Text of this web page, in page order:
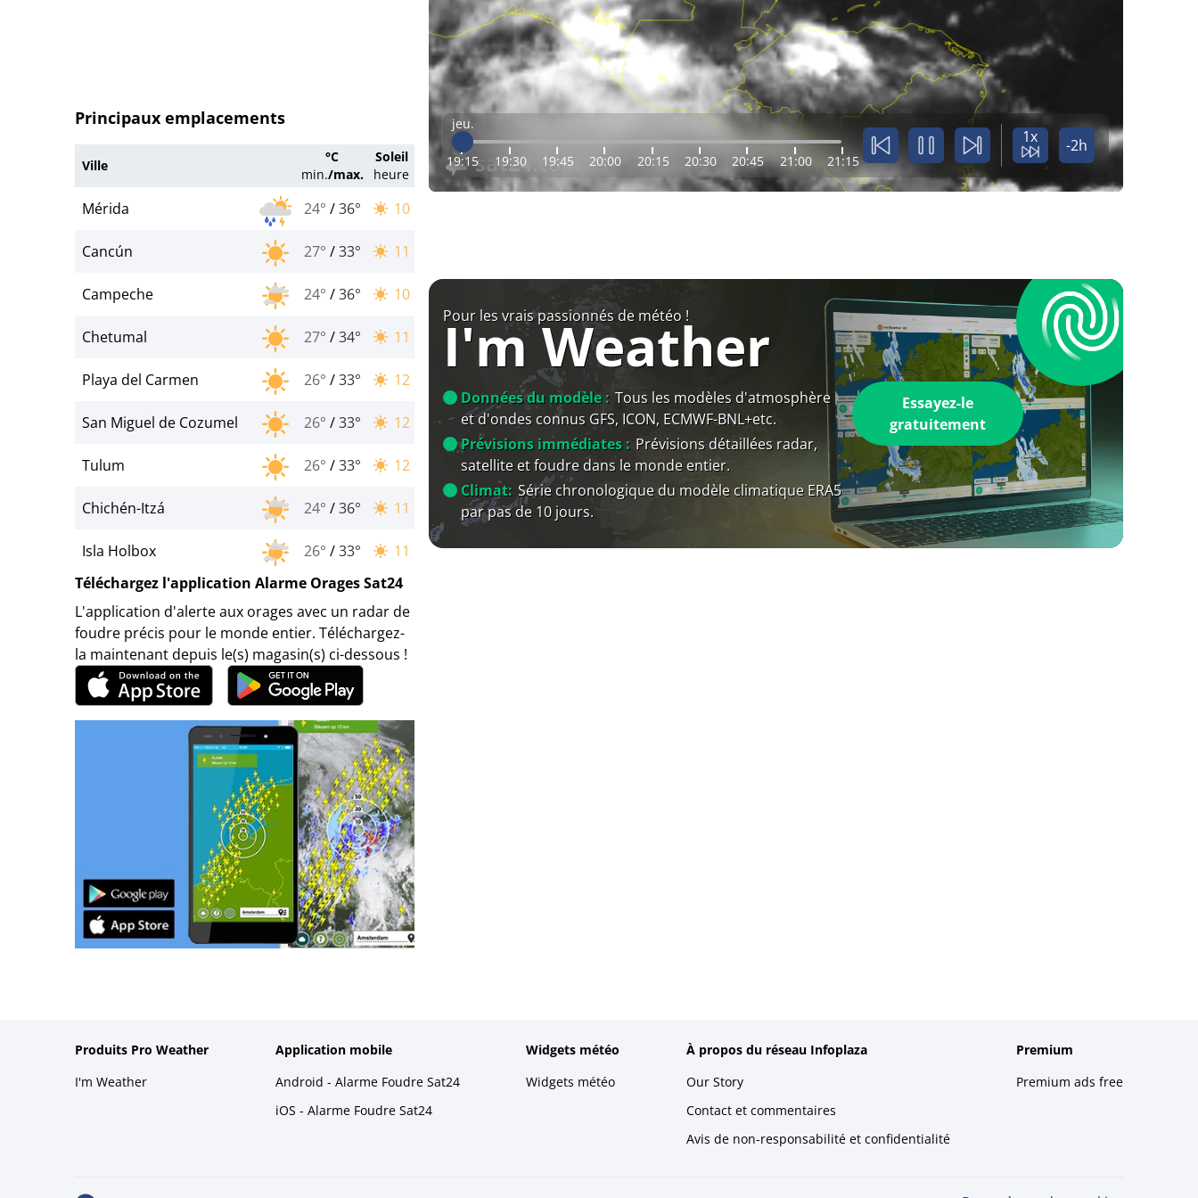
Principaux emplacements
Ville
°C
min./max.
Soleil
heure
Mérida 24° /36° 10
Cancún 27° /33° 11
Campeche 24° /36° 10
Chetumal 27° /34° 11
Playa del Carmen 26° /33° 12
San Miguel de Cozumel 26° /33° 12
Tulum 26° /33° 12
Chichén-Itzá 24° /36° 11
Isla Holbox 26° /33°
11
Téléchargez l'application Alarme Orages Sat24
L'application d'alerte aux orages avec un radar de
foudre précis pour le monde entier. Téléchargez-
la maintenant depuis le(s) magasin(s) ci-dessous !
jeu.
19:15 19:30 19:45 20:00 20:15 20:30 20:45 21:00 21:15
1x -2h
Pour les vrais passionnés de météo !
I'm Weather
Données du modèle : Tous les modèles d'atmosphère
et d'ondes connus GFS, ICON, ECMWF-BNL+etc.
Prévisions immédiates : Prévisions détaillées radar,
satellite et foudre dans le monde entier.
Climat: Série chronologique du modèle climatique ERA5
par pas de 10 jours.
Essayez-le
gratuitement
Produits Pro Weather
I'm Weather
Application mobile
Android - Alarme Foudre Sat24
iOS - Alarme Foudre Sat24
Widgets météo
Widgets météo
À propos du réseau Infoplaza
Our Story
Contact et commentaires
Avis de non-responsabilité et confidentialité
Premium
Premium ads free